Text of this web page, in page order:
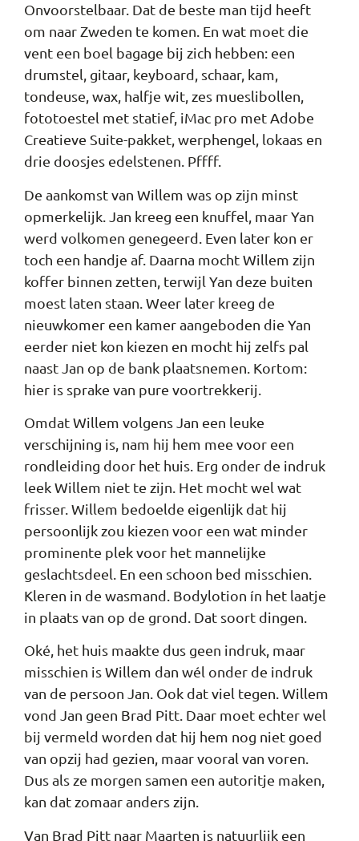
Onvoorstelbaar. Dat de beste man tijd heeft
om naar Zweden te komen. En wat moet die
vent een boel bagage bij zich hebben: een
drumstel, gitaar, keyboard, schaar, kam,
tondeuse, wax, halfje wit, zes mueslibollen,
fototoestel met statief, iMac pro met Adobe
Creatieve Suite-pakket, werphengel, lokaas en
drie doosjes edelstenen. Pffff.
De aankomst van Willem was op zijn minst
opmerkelijk. Jan kreeg een knuffel, maar Yan
werd volkomen genegeerd. Even later kon er
toch een handje af. Daarna mocht Willem zijn
koffer binnen zetten, terwijl Yan deze buiten
moest laten staan. Weer later kreeg de
nieuwkomer een kamer aangeboden die Yan
eerder niet kon kiezen en mocht hij zelfs pal
naast Jan op de bank plaatsnemen. Kortom:
hier is sprake van pure voortrekkerij.
Omdat Willem volgens Jan een leuke
verschijning is, nam hij hem mee voor een
rondleiding door het huis. Erg onder de indruk
leek Willem niet te zijn. Het mocht wel wat
frisser. Willem bedoelde eigenlijk dat hij
persoonlijk zou kiezen voor een wat minder
prominente plek voor het mannelijke
geslachtsdeel. En een schoon bed misschien.
Kleren in de wasmand. Bodylotion ín het laatje
in plaats van op de grond. Dat soort dingen.
Oké, het huis maakte dus geen indruk, maar
misschien is Willem dan wél onder de indruk
van de persoon Jan. Ook dat viel tegen. Willem
vond Jan geen Brad Pitt. Daar moet echter wel
bij vermeld worden dat hij hem nog niet goed
van opzij had gezien, maar vooral van voren.
Dus als ze morgen samen een autoritje maken,
kan dat zomaar anders zijn.
Van Brad Pitt naar Maarten is natuurlijk een